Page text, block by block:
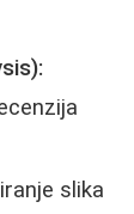
slika